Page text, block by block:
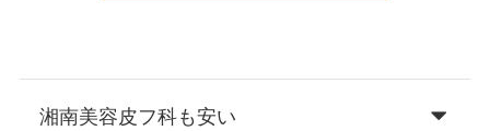
湘南美容皮フ科も安い